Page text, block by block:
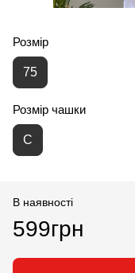
Розмір
75
Розмір чашки
С
В наявності
599грн